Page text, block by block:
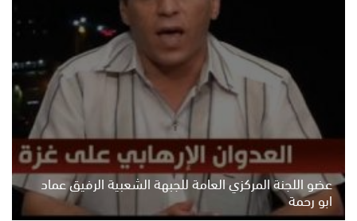
عضو اللجنة المركزي العامة للجبهة الشعبية الرفيق عماد
ابو رحمة